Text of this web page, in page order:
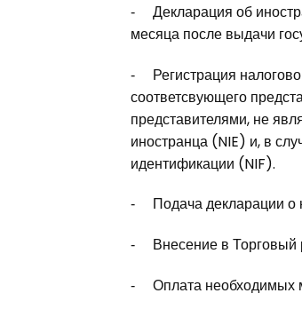
‑ Декларация об
месяца после выдачи
‑ Регистрация
соответсвующего
представителями, не
иностранца (NIE) и, в
идентификации (NIF).
‑ Подача декларации о
‑ Внесение в Торговый
‑ Оплата необходимых